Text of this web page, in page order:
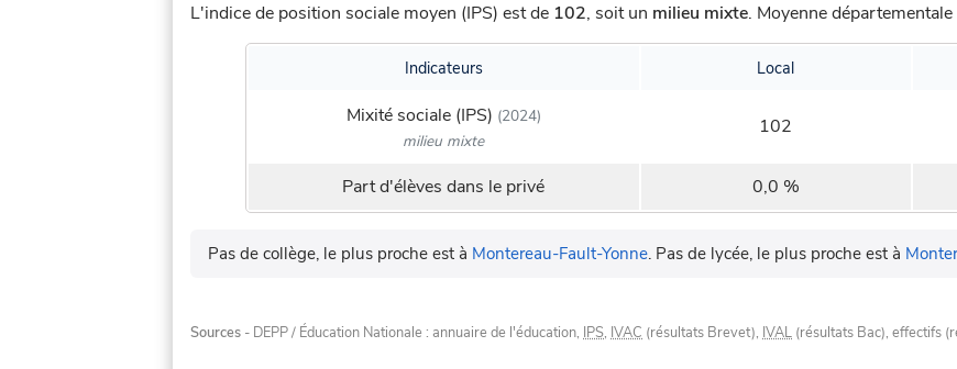
L'indice de position sociale moyen (IPS) est de 102, soit un milieu mixte. Moyenne
Indicateurs Local
Mixité sociale (IPS) (2024)
milieu mixte
102
Part d'élèves dans le privé 0,0 %
Pas de collège, le plus proche est à Montereau-Fault-Yonne. Pas de lycée, le plus proche est à
Sources - DEPP / Éducation Nationale : annuaire de l'éducation, IPS, IVAC (résultats Brevet), IVAL (résultats Bac), effectifs